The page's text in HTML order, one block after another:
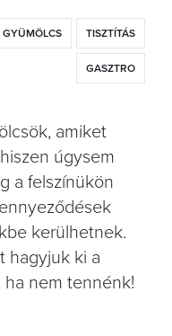
GYÜMÖLCS TISZTÍTÁS
GASZTRO
amiket
úgysem
a felszínükön
kerülhetnek.
hagyjuk ki a
nem tennénk!